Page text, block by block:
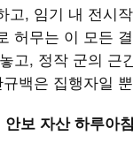
고, 임기 내 전시
허무는 이 모든
고, 정작 군의 근
백은 집행자일
보 자산 하루아